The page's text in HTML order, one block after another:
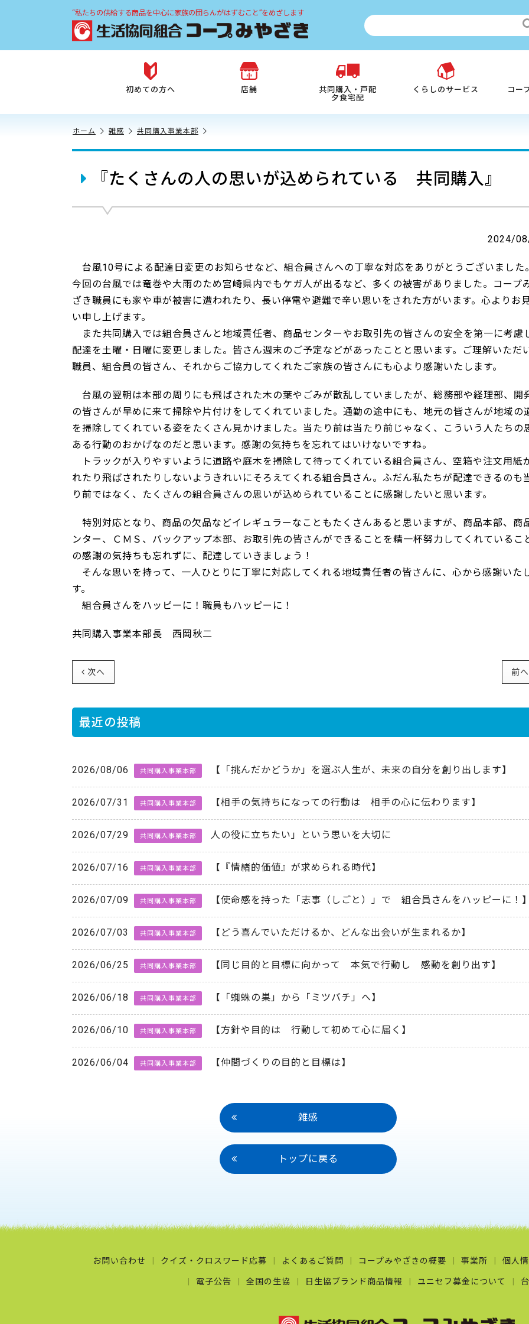
“私たちの供給する商品を中心に家族の団らんがはずむこと”をめざします
初めての方へ 店舗
共同購入・戸配
夕食宅配
くらしのサービス コー
ホーム 雑感 共同購入事業本部
『たくさんの人の思いが込められている 共同購入』
2024/
台風10号による配達日変更のお知らせなど、組合員さんへの丁寧な対応をありがとうございました
今回の台風では竜巻や大雨のため宮崎県内でもケガ人が出るなど、多くの被害がありました。コープ
ざき職員にも家や車が被害に遭われたり、長い停電や避難で辛い思いをされた方がいます。心よりお
い申し上げます。
また共同購入では組合員さんと地域責任者、商品センターやお取引先の皆さんの安全を第一に考慮
配達を土曜・日曜に変更しました。皆さん週末のご予定などがあったことと思います。ご理解いただ
職員、組合員の皆さん、それからご協力してくれたご家族の皆さんにも心より感謝いたします。
台風の翌朝は本部の周りにも飛ばされた木の葉やごみが散乱していましたが、総務部や経理部、開
の皆さんが早めに来て掃除や片付けをしてくれていました。通勤の途中にも、地元の皆さんが地域の
を掃除してくれている姿をたくさん見かけました。当たり前は当たり前じゃなく、こういう人たちの
ある行動のおかげなのだと思います。感謝の気持ちを忘れてはいけないですね。
トラックが入りやすいように道路や庭木を掃除して待ってくれている組合員さん、空箱や注文用紙
れたり飛ばされたりしないようきれいにそろえてくれる組合員さん。ふだん私たちが配達できるのも
り前ではなく、たくさんの組合員さんの思いが込められていることに感謝したいと思います。
特別対応となり、商品の欠品などイレギュラーなこともたくさんあると思いますが、商品本部、商
ンター、ＣＭＳ、バックアップ本部、お取引先の皆さんができることを精一杯努力してくれているこ
の感謝の気持ちも忘れずに、配達していきましょう！
そんな思いを持って、一人ひとりに丁寧に対応してくれる地域責任者の皆さんに、心から感謝いた
す。
組合員さんをハッピーに！職員もハッピーに！
共同購入事業本部長 西岡秋二
次へ 前へ
最近の投稿
2026/08/06 共同購入事業本部 【「挑んだかどうか」を選ぶ人生が、未来の自分を創り出します】
2026/07/31 共同購入事業本部 【相手の気持ちになっての行動は 相手の心に伝わります】
2026/07/29 共同購入事業本部 人の役に立ちたい」という思いを大切に
2026/07/16 共同購入事業本部 【『情緒的価値』が求められる時代】
2026/07/09 共同購入事業本部 【使命感を持った「志事（しごと）」で 組合員さんをハッピーに！
2026/07/03 共同購入事業本部 【どう喜んでいただけるか、どんな出会いが生まれるか】
2026/06/25 共同購入事業本部 【同じ目的と目標に向かって 本気で行動し 感動を創り出す】
2026/06/18 共同購入事業本部 【「蜘蛛の巣」から「ミツバチ」へ】
2026/06/10 共同購入事業本部 【方針や目的は 行動して初めて心に届く】
2026/06/04 共同購入事業本部 【仲間づくりの目的と目標は】
雑感
トップに戻る
お問い合わせ クイズ・クロスワード応募 よくあるご質問 コープみやざきの概要 事業所 個人
電子公告 全国の生協 日生協ブランド商品情報 ユニセフ募金について